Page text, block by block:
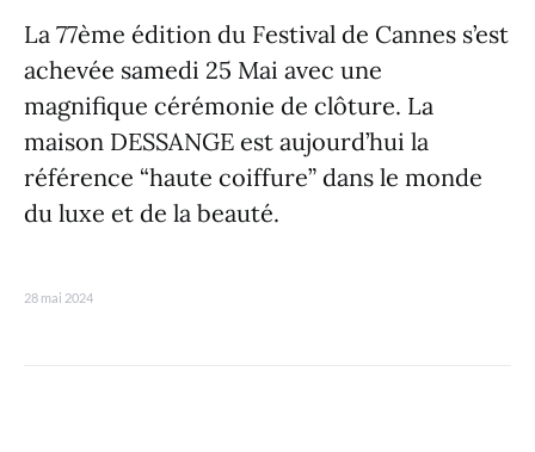
La 77ème édition du Festival de Cannes s’est
achevée samedi 25 Mai avec une
magnifique cérémonie de clôture. La
maison DESSANGE est aujourd’hui la
référence “haute coiffure” dans le monde
du luxe et de la beauté.
28 mai 2024